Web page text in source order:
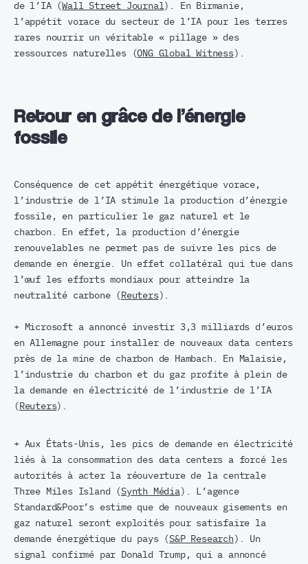
de l’IA (Wall Street Journal). En Birmanie,
l’appétit vorace du secteur de l’IA pour les terres
rares nourrir un véritable « pillage » des
ressources naturelles (ONG Global Witness).
Retour en grâce de l’énergie
fossile
Conséquence de cet appétit énergétique vorace,
l’industrie de l’IA stimule la production d’énergie
fossile, en particulier le gaz naturel et le
charbon. En effet, la production d’énergie
renouvelables ne permet pas de suivre les pics de
demande en énergie. Un effet collatéral qui tue dans
l’œuf les efforts mondiaux pour atteindre la
neutralité carbone ( Reuters).
+ Microsoft a annoncé investir 3,3 milliards d’euros
en Allemagne pour installer de nouveaux data centers
près de la mine de charbon de Hambach. En Malaisie,
l’industrie du charbon et du gaz profite à plein de
la demande en électricité de l’industrie de l’IA
( Reuters).
+ Aux États-Unis, les pics de demande en électricité
liés à la consommation des data centers a forcé les
autorités à acter la réouverture de la centrale
Three Miles Island (Synth Média). L’agence
Standard&Poor’s estime que de nouveaux gisements en
gaz naturel seront exploités pour satisfaire la
demande énergétique du pays (S&P Research ). Un
signal confirmé par Donald Trump, qui a annoncé